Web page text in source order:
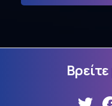
Βρείτε